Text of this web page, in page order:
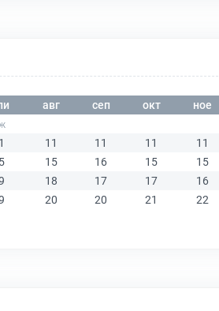
авг сеп окт ное
11 11 11 11
15 16 15 15
18 17 17 16
20 20 21 22